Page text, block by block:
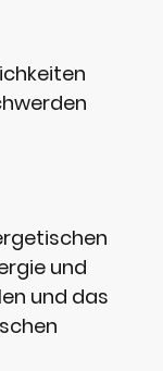
und
und das